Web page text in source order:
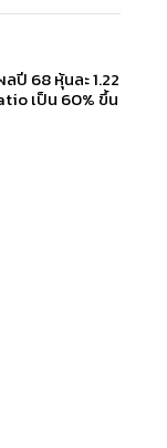
ปี 68 หุ้นละ 1.22
เป็น 60% ขึ้น